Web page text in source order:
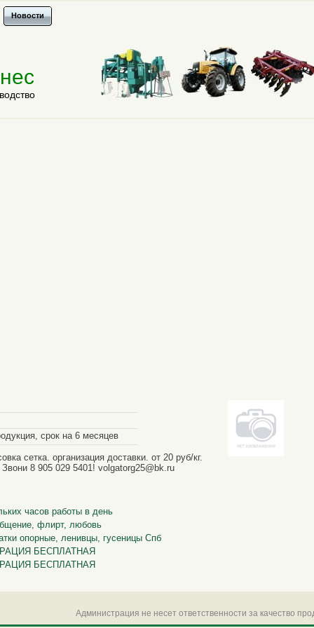
Новости
срок на 6 месяцев
сетка. организация доставки. от 20 руб/кг.
8 905 029 5401! volgatorg25@bk.ru
часов работы в день
флирт, любовь
опорные, ленивцы, гусеницы Спб
БЕСПЛАТНАЯ
БЕСПЛАТНАЯ
Администрация не несет ответственности за качество